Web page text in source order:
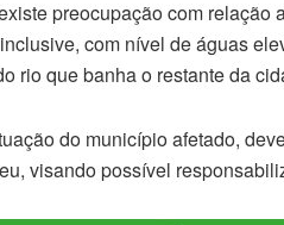
preocupação com relação
com nível de águas
rio que banha o restante da
do município afetado,
visando possível